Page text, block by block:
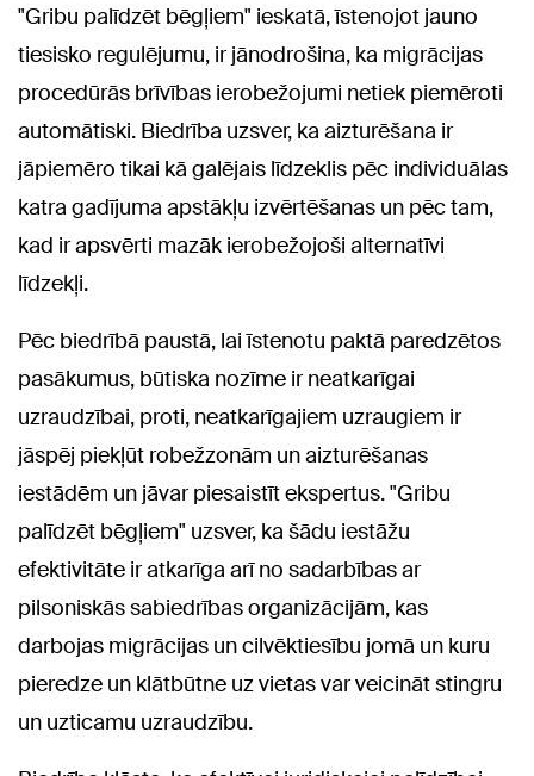
"Gribu palīdzēt bēgļiem" ieskatā, īstenojot jauno
tiesisko regulējumu, ir jānodrošina, ka migrācijas
procedūrās brīvības ierobežojumi netiek piemēroti
automātiski. Biedrība uzsver, ka aizturēšana ir
jāpiemēro tikai kā galējais līdzeklis pēc individuālas
katra gadījuma apstākļu izvērtēšanas un pēc tam,
kad ir apsvērti mazāk ierobežojoši alternatīvi
līdzekļi.
Pēc biedrībā paustā, lai īstenotu paktā paredzētos
pasākumus, būtiska nozīme ir neatkarīgai
uzraudzībai, proti, neatkarīgajiem uzraugiem ir
jāspēj piekļūt robežzonām un aizturēšanas
iestādēm un jāvar piesaistīt ekspertus. "Gribu
palīdzēt bēgļiem" uzsver, ka šādu iestāžu
efektivitāte ir atkarīga arī no sadarbības ar
pilsoniskās sabiedrības organizācijām, kas
darbojas migrācijas un cilvēktiesību jomā un kuru
pieredze un klātbūtne uz vietas var veicināt stingru
un uzticamu uzraudzību.